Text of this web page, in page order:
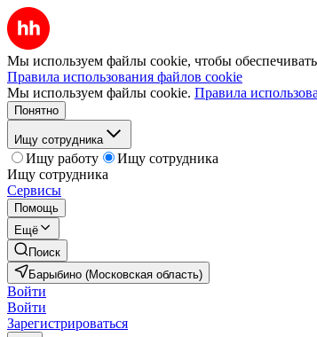
Мы используем файлы cookie, чтобы
Правила использования файлов cookie
Мы используем файлы cookie. Правила
Понятно
Ищу сотрудника
Ищу работу
Ищу сотрудника
Ищу сотрудника
Сервисы
Помощь
Ещё
Поиск
Барыбино (Московская область)
Войти
Войти
Зарегистрироваться